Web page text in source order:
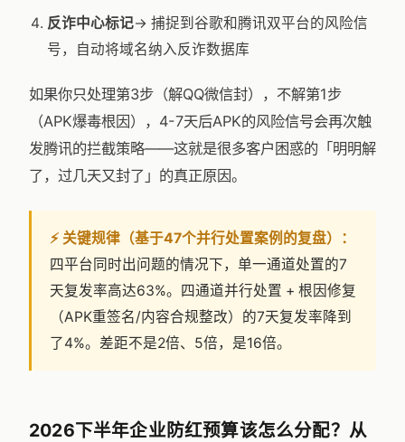
反诈中心标记→ 捕捉到谷歌和腾讯双平台的风险信
号，自动将域名纳入反诈数据库
如果你只处理第3步（解QQ微信封），不解第1步
（APK爆毒根因），4-7天后APK的风险信号会再次触
发腾讯的拦截策略——这就是很多客户困惑的「明明解
了，过几天又封了」的真正原因。
⚡ 关键规律（基于47个并行处置案例的复盘）：
四平台同时出问题的情况下，单一通道处置的7
天复发率高达63%。四通道并行处置 + 根因修复
（APK重签名/内容合规整改）的7天复发率降到
了4%。差距不是2倍、5倍，是16倍。
2026下半年企业防红预算该怎么分配？从